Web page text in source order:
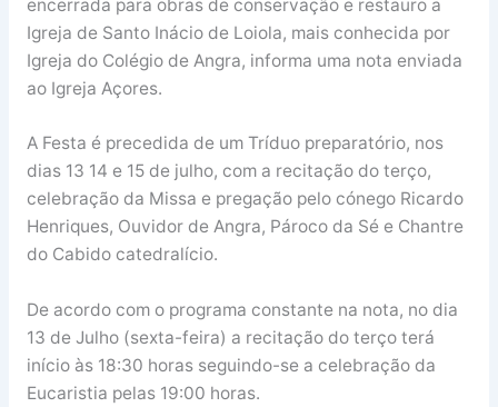
encerrada para obras de conservação e restauro a
Igreja de Santo Inácio de Loiola, mais conhecida por
Igreja do Colégio de Angra, informa uma nota enviada
ao Igreja Açores.
A Festa é precedida de um Tríduo preparatório, nos
dias 13 14 e 15 de julho, com a recitação do terço,
celebração da Missa e pregação pelo cónego Ricardo
Henriques, Ouvidor de Angra, Pároco da Sé e Chantre
do Cabido catedralício.
De acordo com o programa constante na nota, no dia
13 de Julho (sexta-feira) a recitação do terço terá
início às 18:30 horas seguindo-se a celebração da
Eucaristia pelas 19:00 horas.